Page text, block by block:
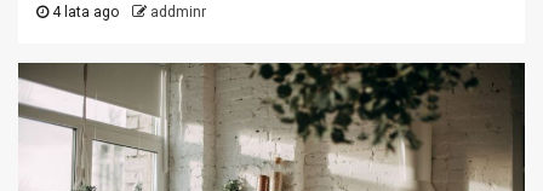
4 lata ago addminr